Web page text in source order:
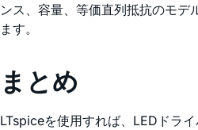
ンス、容量、等価直列抵抗のモデ
ます。
まとめ
LTspiceを使用すれば、LEDドラ